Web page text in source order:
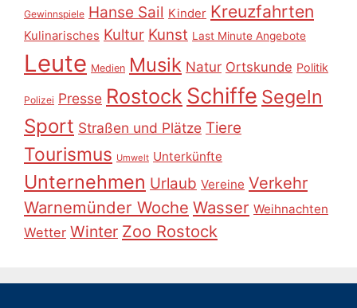
Gewinnspiele Hanse Sail Kinder Kreuzfahrten
Kulinarisches Kultur Kunst Last Minute Angebote
Leute Medien Musik Natur Ortskunde Politik
Polizei Presse Rostock Schiffe Segeln
Sport Straßen und Plätze Tiere
Tourismus Umwelt Unterkünfte
Unternehmen Urlaub Vereine Verkehr
Warnemünder Woche Wasser Weihnachten
Wetter Winter Zoo Rostock